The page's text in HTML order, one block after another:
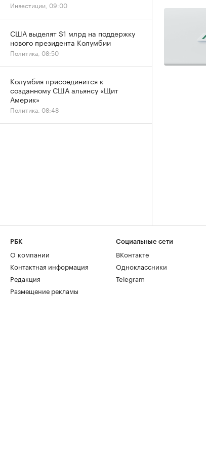
Инвестиции, 09:00
США выделят $1 млрд на поддержку
нового президента Колумбии
Политика, 08:50
Колумбия присоединится к
созданному США альянсу «Щит
Америк»
Политика, 08:48
РБК
О компании
Контактная информация
Редакция
Размещение рекламы
Социальные сети
ВКонтакте
Одноклассники
Telegram